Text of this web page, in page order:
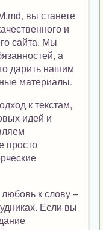
вы станете
и
сайта. Мы
а
дарить нашим
материалы.
к текстам,
идей и
просто
к слову –
Если вы